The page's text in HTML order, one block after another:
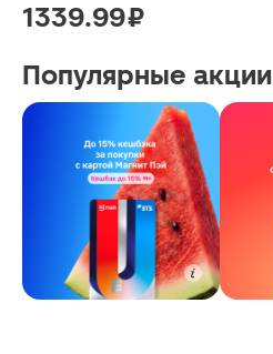
1339.99 ₽
Популярные акции